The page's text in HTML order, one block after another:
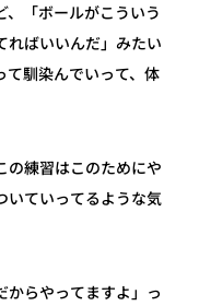
「ボールがこういう
ればいいんだ」みたい
て馴染んでいって、体
の練習はこのためにや
いていってるような気
からやってますよ」っ